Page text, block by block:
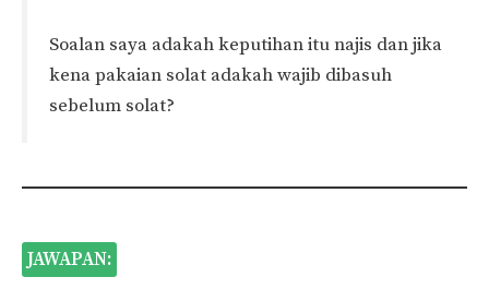
Soalan saya adakah keputihan itu najis dan jika
kena pakaian solat adakah wajib dibasuh
sebelum solat?
JAWAPAN: